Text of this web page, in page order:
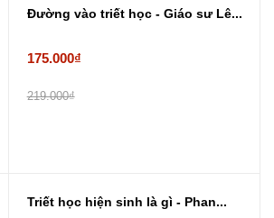
Đường vào triết học - Giáo sư Lê...
175.000₫
219.000₫
Triết học hiện sinh là gì - Phan...